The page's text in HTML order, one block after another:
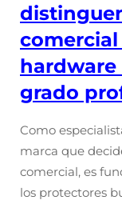
grado
Como
marca que
comercial, es
los protectores